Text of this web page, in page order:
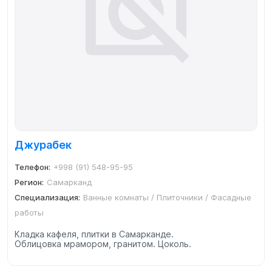
Джурабек
Телефон: +998 (91) 548-95-95
Регион: Самарканд
Специализация: Ванные комнаты / Плиточники / Фасадные
работы
Кладка кафеля, плитки в Самарканде.
Облицовка мрамором, гранитом. Цоколь.